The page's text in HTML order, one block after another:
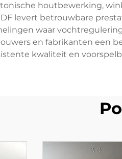
houtbewerking,
levert betrouwbare
waar
en fabrikanten een
kwaliteit en